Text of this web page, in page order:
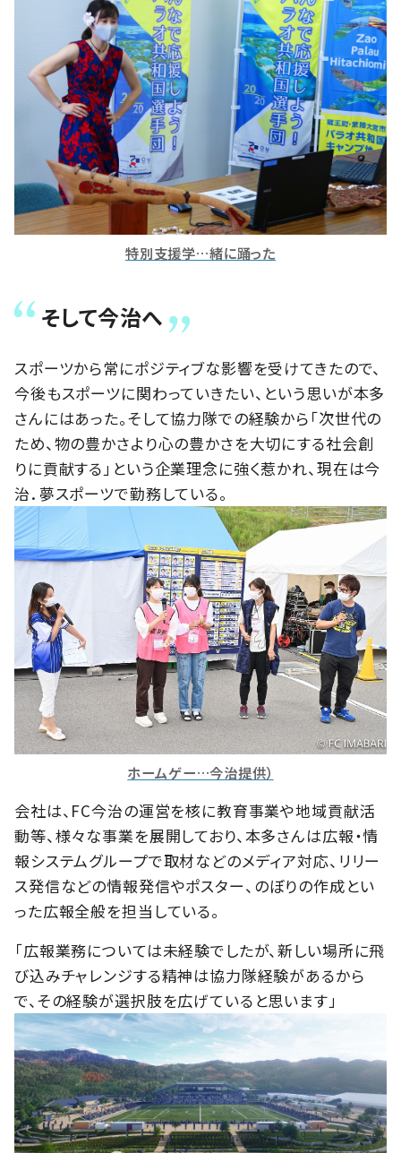
特別支援学…緒に踊った
そして今治へ
スポーツから常にポジティブな影響を受けてきたので、
今後もスポーツに関わっていきたい、という思いが本多
さんにはあった。そして協力隊での経験から「次世代の
ため、物の豊かさより心の豊かさを大切にする社会創
りに貢献する」という企業理念に強く惹かれ、現在は今
治．夢スポーツで勤務している。
ホームゲー…今治提供）
会社は、FC今治の運営を核に教育事業や地域貢献活
動等、様々な事業を展開しており、本多さんは広報・情
報システムグループで取材などのメディア対応、リリー
ス発信などの情報発信やポスター、のぼりの作成とい
った広報全般を担当している。
「広報業務については未経験でしたが、新しい場所に飛
び込みチャレンジする精神は協力隊経験があるから
で、その経験が選択肢を広げていると思います」